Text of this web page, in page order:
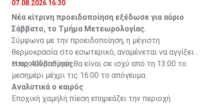
07.08.2026 16:30
Νέα κίτρινη προειδοποίηση εξέδωσε για αύριο
Σάββατο, το Τμήμα Μετεωρολογίας.
Σύμφωνα με την προειδοποίηση, η μέγιστη
θερμοκρασία στο εσωτερικό, αναμένεται να αγγίξει
τους 40νβαθμούς.
Η προειδοποίηση θα είναι σε ισχύ από τη 13:00 το
μεσημέρι μέχρι τις 16:00 το απόγευμα.
Αναλυτικά ο καιρός
Εποχική χαμηλή πίεση επηρεάζει την περιοχή.